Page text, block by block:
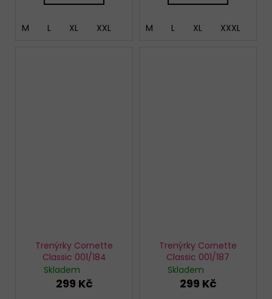
M L XL XXL M L XL XXXL
Trenýrky Cornette
Classic 001/184
Skladem
299 Kč
Trenýrky Cornette
Classic 001/187
Skladem
299 Kč